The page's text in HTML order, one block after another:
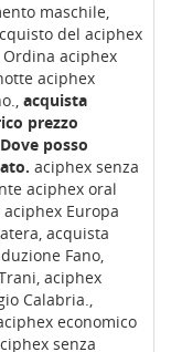
maschile,
del aciphex
Ordina aciphex
aciphex
acquista
prezzo
posso
aciphex senza
aciphex oral
Europa
acquista
Fano,
aciphex
Calabria.,
economico
senza